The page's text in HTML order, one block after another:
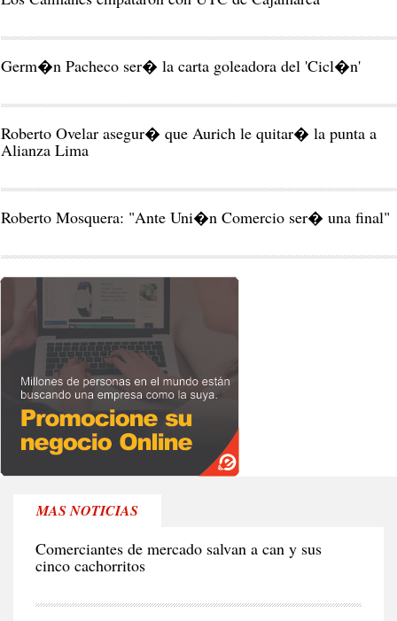
Germ�n Pacheco ser� la carta goleadora del 'Cicl�n'
Roberto Ovelar asegur� que Aurich le quitar� la punta a
Alianza Lima
Roberto Mosquera: "Ante Uni�n Comercio ser� una final"
MAS NOTICIAS
Comerciantes de mercado salvan a can y sus
cinco cachorritos